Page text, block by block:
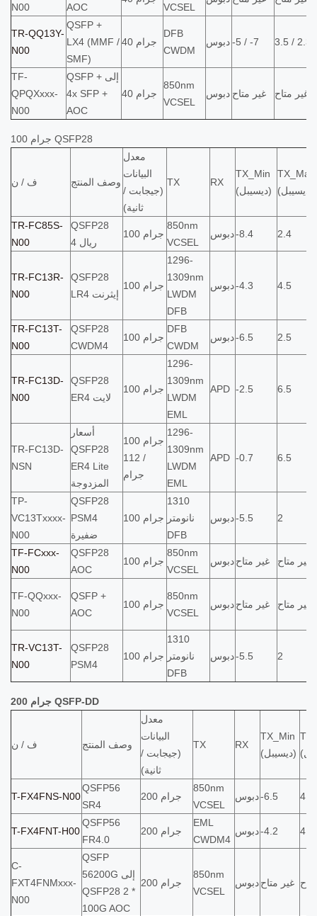
N00 AOC VCSEL
TR-QQ13Y-
N00
QSFP +
LX4 (MMF /
SMF)
40 جرام
DFB
CWDM
دبوس-5 / -7 3.5 / 2.3
TF-
QPQXxxx-
N00
QSFP + إلى
4x SFP +
AOC
40 جرام
850nm
VCSEL
دبوس غير متاح غير متاح
100 جرام QSFP28
ف / ن وصف المنتج
معدل
البيانات
(جيجابت /
ثانية)
TX RX
TX_Min
(ديسيبل)
TX_Max
TR-FC85S-
N00
QSFP28
ريال 4
100 جرام
850nm
VCSEL
دبوس-8.4 2.4
TR-FC13R-
N00
QSFP28
LR4 إيثرنت
100 جرام
1296-
1309nm
LWDM
DFB
دبوس-4.3 4.5
TR-FC13T-
N00
QSFP28
CWDM4
100 جرام
DFB
CWDM
دبوس-6.5 2.5
TR-FC13D-
N00
QSFP28
ER4 لايت
100 جرام
1296-
1309nm
LWDM
EML
APD -2.5 6.5
TR-FC13D-
NSN
أسعار
QSFP28
ER4 Lite
المزدوجة
100 جرام
/ 112
جرام
1296-
1309nm
LWDM
EML
APD -0.7 6.5
TP-
VC13Txxxx-
N00
QSFP28
PSM4
ضفيرة
100 جرام
1310
نانومتر
DFB
دبوس-5.5 2
TF-FCxxx-
N00
QSFP28
AOC
100 جرام
850nm
VCSEL
دبوسغير متاح غير متاح
TF-QQxxx-
N00
QSFP +
AOC
100 جرام
850nm
VCSEL
دبوسغير متاح غير متاح
TR-VC13T-
N00
QSFP28
PSM4
100 جرام
1310
نانومتر
DFB
دبوس-5.5 2
200 جرام QSFP-DD
ف / ن وصف المنتج
معدل
البيانات
(جيجابت /
ثانية)
TX RX
TX_Min
(ديسيبل)
T-FX4FNS-N00
QSFP56
SR4
200 جرام
850nm
VCSEL
دبوس-6.5 4
T-FX4FNT-H00
QSFP56
FR4.0
200 جرام
EML
CWDM4
دبوس-4.2 4.7
C-
FXT4FNMxxx-
N00
QSFP
56200G إلى
QSFP28 2 *
100G AOC
200 جرام
850nm
VCSEL
دبوسغير متاح